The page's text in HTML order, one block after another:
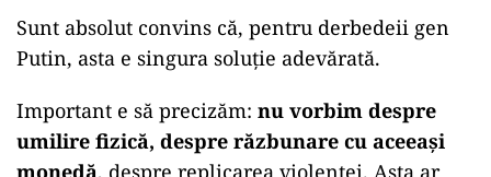
Sunt absolut convins că, pentru derbedeii gen
Putin, asta e singura soluție adevărată.
Important e să precizăm: nu vorbim despre
umilire fizică, despre răzbunare cu aceeași